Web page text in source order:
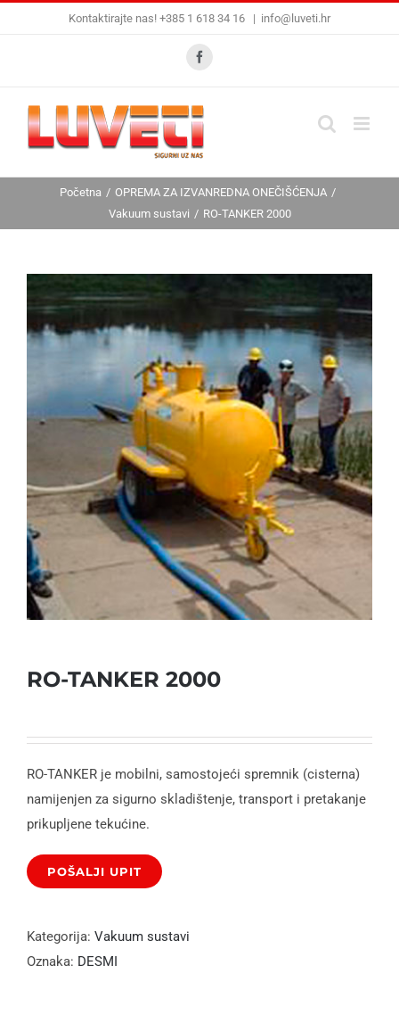
Kontaktirajte nas! +385 1 618 34 16 | info@luveti.hr
Facebook
Početna
OPREMA ZA IZVANREDNA ONEČIŠĆENJA
Vakuum sustavi
RO-TANKER 2000
RO-TANKER 2000
RO-TANKER je mobilni, samostojeći spremnik (cisterna)
namijenjen za sigurno skladištenje, transport i pretakanje
prikupljene tekućine.
Kategorija: Vakuum sustavi
Oznaka: DESMI